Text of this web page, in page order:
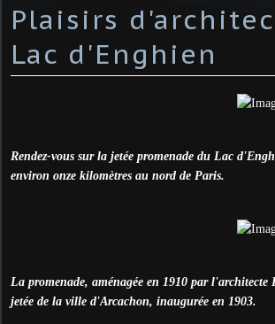
Plaisirs
Lac d'Enghien
Rendez-vous sur la jetée promenade du Lac
environ onze kilomètres au nord de Paris.
La promenade, aménagée en 1910 par
jetée de la ville d'Arcachon, inaugurée en 1903.